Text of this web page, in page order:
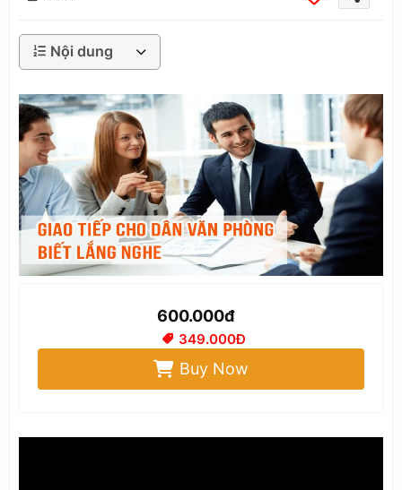
Nội dung
600.000đ
349.000Đ
Buy Now